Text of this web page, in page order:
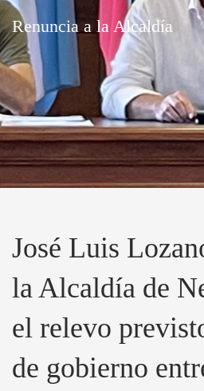
Renuncia a la Alcaldía
José Luis
la Alcaldía de
el relevo
de gobierno